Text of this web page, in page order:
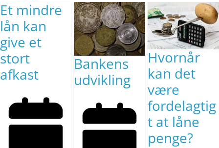
Et mindre
lån kan
give et
stort
afkast
Bankens
udvikling
Hvornår
kan det
være
fordelagtig
t at låne
penge?